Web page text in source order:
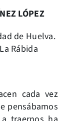
LÓPEZ
de Huelva.
Rábida
cada vez
pensábamos